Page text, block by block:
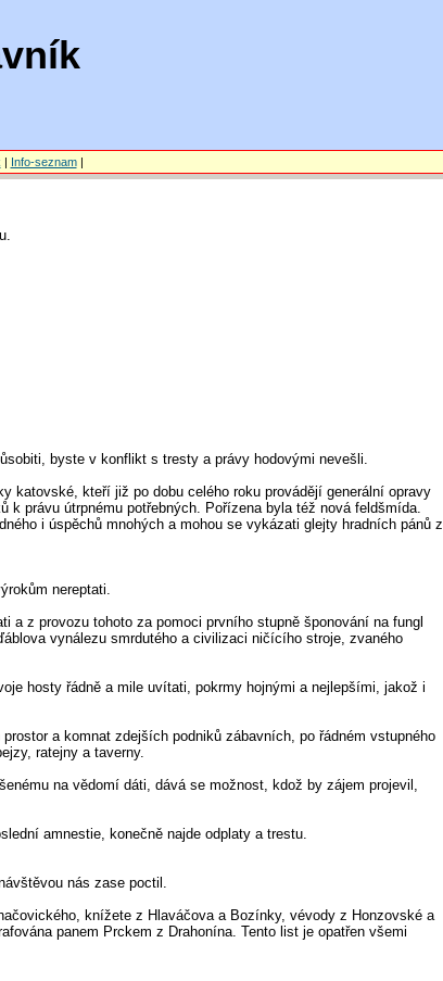
| Info-seznam|
byste v konflikt s tresty a právy hodovými nevešli.
katovské, kteří již po dobu celého roku provádějí generální opravy
právu útrpnému potřebných. Pořízena byla též nová feldšmída.
i úspěchů mnohých a mohou se vykázati glejty hradních pánů z
nereptati.
z provozu tohoto za pomoci prvního stupně šponování na fungl
vynálezu smrdutého a civilizaci ničícího stroje, zvaného
hosty řádně a mile uvítati, pokrmy hojnými a nejlepšími, jakož i
a komnat zdejších podniků zábavních, po řádném vstupného
ratejny a taverny.
na vědomí dáti, dává se možnost, kdož by zájem projevil,
amnestie, konečně najde odplaty a trestu.
nás zase poctil.
knížete z Hlaváčova a Bozínky, vévody z Honzovské a
panem Prckem z Drahonína. Tento list je opatřen všemi